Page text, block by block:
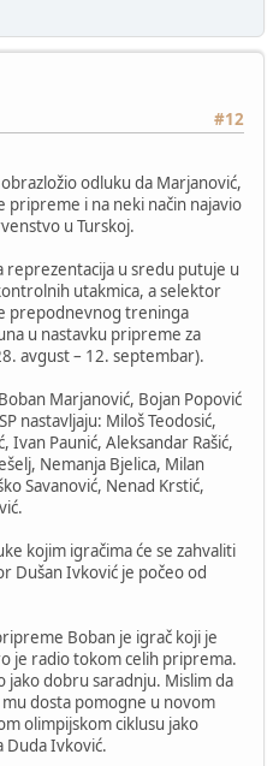
#12
odluku da Marjanović,
pripreme i na neki način najavio
u Turskoj.
reprezentacija u sredu putuje u
utakmica, a selektor
prepodnevnog treninga
u nastavku pripreme za
avgust – 12. septembar).
Marjanović, Bojan Popović
nastavljaju: Miloš Teodosić,
Ivan Paunić, Aleksandar Rašić,
Nemanja Bjelica, Milan
Savanović, Nenad Krstić,
kojim igračima će se zahvaliti
Dušan Ivković je počeo od
Boban je igrač koji je
je radio tokom celih priprema.
jako dobru saradnju. Mislim da
dosta pomogne u novom
olimpijskom ciklusu jako
Duda Ivković.